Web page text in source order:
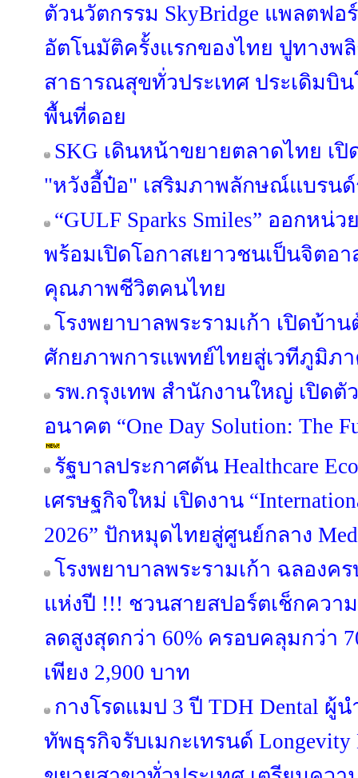
ตัวนวัตกรรม SkyBridge แพลตฟอ
อัตโนมัติครั้งแรกของไทย ปูทางพ
สาธารณสุขทั่วประเทศ ประเดิมบิ
พื้นที่ดอย
SKG เดินหน้าขยายตลาดไทย เปิ
"หวังอี้ป๋อ" เสริมภาพลักษณ์แบรนด์
“GULF Sparks Smiles” ออกห
พร้อมเปิดโอกาสเยาวชนเป็นจิตอ
คุณภาพชีวิตคนไทย
โรงพยาบาลพระรามเก้า เปิดบ้า
ศักยภาพการแพทย์ไทยสู่เวทีภูมิภ
รพ.กรุงเทพ สำนักงานใหญ่ เปิดตั
อนาคต “One Day Solution: The
รัฐบาลประกาศดัน Healthcare
เศรษฐกิจใหม่ เปิดงาน
2026” ปักหมุดไทยสู่ศูนย์กลาง
โรงพยาบาลพระรามเก้า ฉลองค
แห่งปี !!! ชวนสายสปอร์ตเช็กควา
ลดสูงสุดกว่า 60% ครอบคลุมกว่า
เพียง 2,900 บาท
กางโรดแมป 3 ปี TDH Dental ผู้
ทัพธุรกิจรับเมกะเทรนด์ Longevity